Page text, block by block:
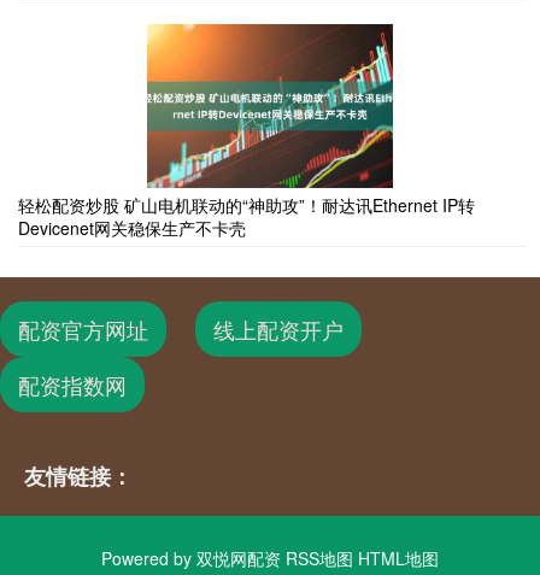
轻松配资炒股 矿山电机联动的“神助攻”！耐达讯Ethernet IP转
Devicenet网关稳保生产不卡壳
配资官方网址
线上配资开户
配资指数网
友情链接：
Powered by 双悦网配资 RSS地图 HTML地图